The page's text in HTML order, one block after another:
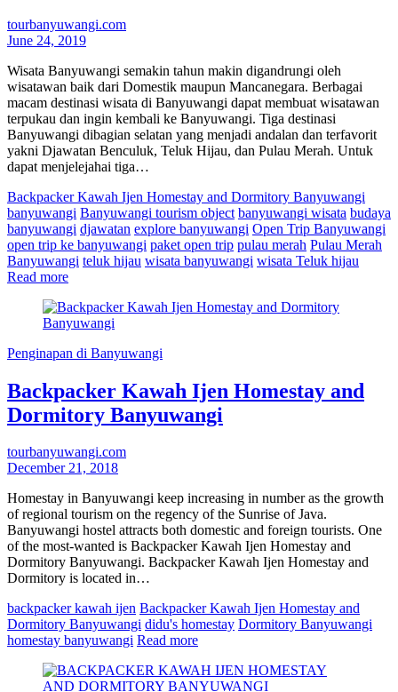
tourbanyuwangi.com
June 24, 2019
Wisata Banyuwangi semakin tahun makin digandrungi oleh
wisatawan baik dari Domestik maupun Mancanegara. Berbagai
macam destinasi wisata di Banyuwangi dapat membuat wisatawan
terpukau dan ingin kembali ke Banyuwangi. Tiga destinasi
Banyuwangi dibagian selatan yang menjadi andalan dan terfavorit
yakni Djawatan Benculuk, Teluk Hijau, dan Pulau Merah. Untuk
dapat menjelejahai tiga…
Backpacker Kawah Ijen Homestay and Dormitory Banyuwangi
banyuwangi Banyuwangi tourism object banyuwangi wisata budaya
banyuwangi djawatan explore banyuwangi Open Trip Banyuwangi
open trip ke banyuwangi paket open trip pulau merah Pulau Merah
Banyuwangi teluk hijau wisata banyuwangi wisata Teluk hijau
Read more
Penginapan di Banyuwangi
Backpacker Kawah Ijen Homestay and
Dormitory Banyuwangi
tourbanyuwangi.com
December 21, 2018
Homestay in Banyuwangi keep increasing in number as the growth
of regional tourism on the regency of the Sunrise of Java.
Banyuwangi hostel attracts both domestic and foreign tourists. One
of the most-wanted is Backpacker Kawah Ijen Homestay and
Dormitory Banyuwangi. Backpacker Kawah Ijen Homestay and
Dormitory is located in…
backpacker kawah ijen Backpacker Kawah Ijen Homestay and
Dormitory Banyuwangi didu's homestay Dormitory Banyuwangi
homestay banyuwangi Read more